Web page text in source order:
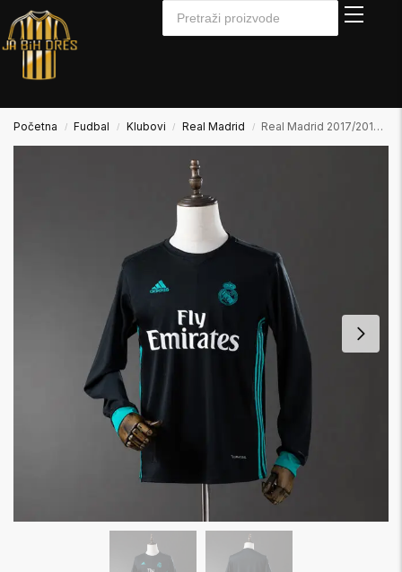
Početna / Fudbal / Klubovi / Real Madrid / Real Madrid 2017/2018 Away2 Gostujući Dugi Rukav